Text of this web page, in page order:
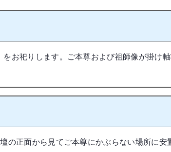
お祀りします。ご本尊および祖師像が掛け
の正面から見てご本尊にかぶらない場所に安